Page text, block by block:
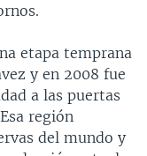
etapa temprana
y en 2008 fue
a las puertas
región
del mundo y